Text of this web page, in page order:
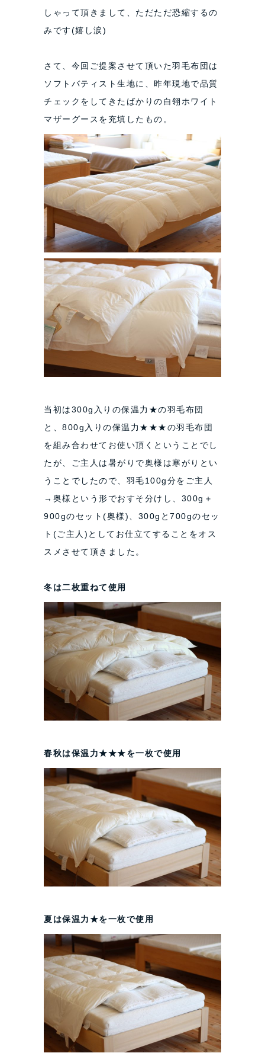
しゃって頂きまして、ただただ恐縮するの
みです(嬉し涙)
さて、今回ご提案させて頂いた羽毛布団は
ソフトバティスト生地に、昨年現地で品質
チェックをしてきたばかりの白翎ホワイト
マザーグースを充填したもの。
当初は300g入りの保温力★の羽毛布団
と、800g入りの保温力★★★の羽毛布団
を組み合わせてお使い頂くということでし
たが、ご主人は暑がりで奥様は寒がりとい
うことでしたので、羽毛100g分をご主人
→奥様という形でおすそ分けし、300g＋
900gのセット(奥様)、300gと700gのセッ
ト(ご主人)としてお仕立てすることをオス
スメさせて頂きました。
冬は二枚重ねて使用
春秋は保温力★★★を一枚で使用
夏は保温力★を一枚で使用